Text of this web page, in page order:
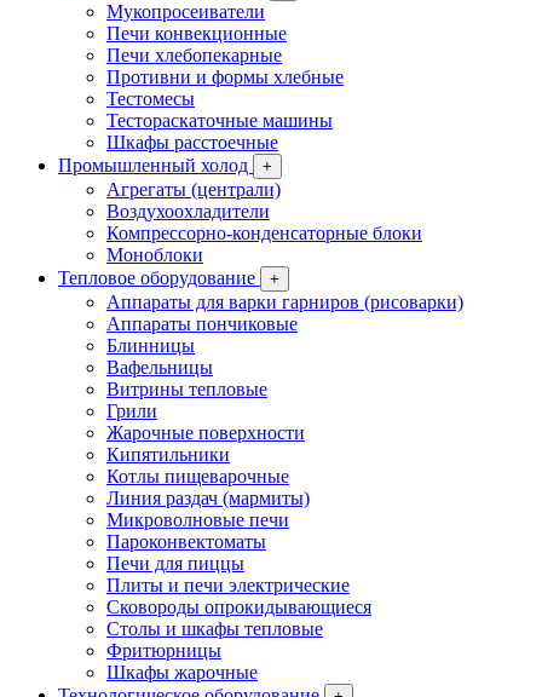
Мукопросеиватели
Печи конвекционные
Печи хлебопекарные
Противни и формы хлебные
Тестомесы
Тестораскаточные машины
Шкафы расстоечные
Промышленный холод
+
Агрегаты (централи)
Воздухоохладители
Компрессорно-конденсаторные блоки
Моноблоки
Тепловое оборудование
+
Аппараты для варки гарниров (рисоварки)
Аппараты пончиковые
Блинницы
Вафельницы
Витрины тепловые
Грили
Жарочные поверхности
Кипятильники
Котлы пищеварочные
Линия раздач (мармиты)
Микроволновые печи
Пароконвектоматы
Печи для пиццы
Плиты и печи электрические
Сковороды опрокидывающиеся
Столы и шкафы тепловые
Фритюрницы
Шкафы жарочные